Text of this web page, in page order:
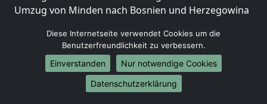
Umzug von Minden nach Bosnien und Herzegowina
Umzug von Minden nach Lettland
Umzug von Minden nach Zypern
Umzug von Minden nach Kroatien
Umzug von Minden nach Estland
Umzug von Minden nach Finnland
Diese Internetseite verwendet Cookies um die
Benutzerfreundlichkeit zu verbessern.
Einverstanden
Nur notwendige Cookies
Datenschutzerklärung